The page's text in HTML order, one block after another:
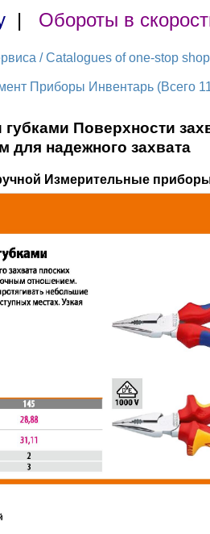
| Обороты в
/ Catalogues of one-stop
Приборы Инвентарь (Всего
Поверхности
для надежного захвата
Измерительные